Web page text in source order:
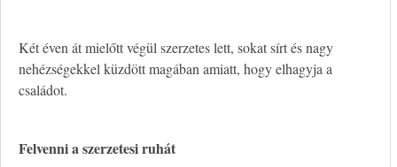
Két éven át mielőtt végül szerzetes lett, sokat sírt és nagy
nehézségekkel küzdött magában amiatt, hogy elhagyja a
családot.
Felvenni a szerzetesi ruhát